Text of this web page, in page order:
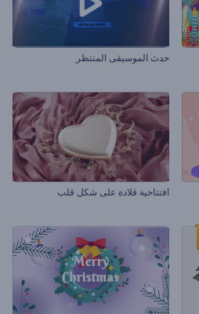
حدث الموسيقى المنتظر
افتتاحية قلادة على شكل قلب